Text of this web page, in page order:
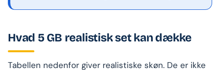
Hvad 5 GB realistisk set kan dække
Tabellen nedenfor giver realistiske skøn. De er ikke